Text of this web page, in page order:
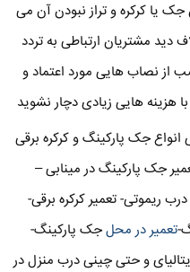
کرکره و تراز نبودن آن می
مشتریان ارتباطی به تردد
از نصاب هایی مورد اعتماد و
هزینه هایی زیادی دچار نشوید
جک پارکینگ و کرکره برقی
جک پارکینگ در مینابی –
ریموتی- تعمیر کرکره برقی-
تعمیر در محلجک پارکینگ-
و حتی چینی درب منزل در